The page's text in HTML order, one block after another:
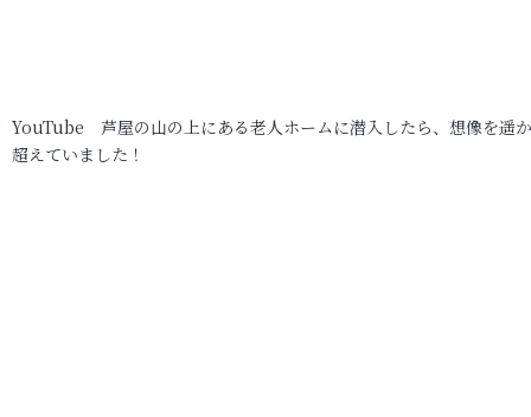
YouTube 芦屋の山の上にある老人ホームに潜入したら、想像を遥
超えていました！